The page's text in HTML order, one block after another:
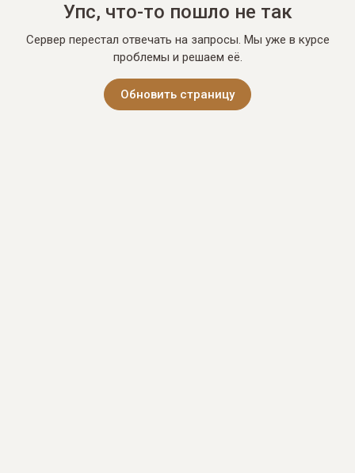
Упс, что-то пошло не так
Сервер перестал отвечать на запросы. Мы уже в курсе
проблемы и решаем её.
Обновить страницу